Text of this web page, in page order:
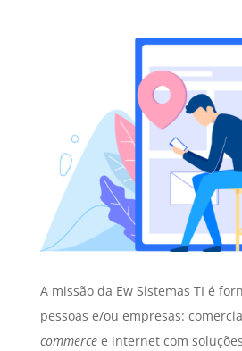
A missão da Ew Sistemas TI é
pessoas e/ou empresas:
commerce e internet com